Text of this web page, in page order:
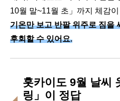
10월 말~11월 초」까지 체감
기온만 보고 반팔 위주로 짐을
후회할 수 있어요.
홋카이도 9월 날씨
링」이 정답